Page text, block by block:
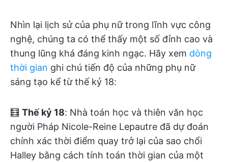
Nhìn lại lịch sử của phụ nữ trong lĩnh vực công
nghệ, chúng ta có thể thấy một số đỉnh cao và
thung lũng khá đáng kinh ngạc. Hãy xem dòng
thời gian ghi chú tiến độ của những phụ nữ
sáng tạo kể từ thế kỷ 18:
🧮 Thế kỷ 18: Nhà toán học và thiên văn học
người Pháp Nicole-Reine Lepautre đã dự đoán
chính xác thời điểm quay trở lại của sao chổi
Halley bằng cách tính toán thời gian của một